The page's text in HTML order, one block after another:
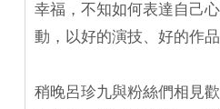
幸福，不知如何表達自己
動，以好的演技、好的作
稍晚呂珍九與粉絲們相見